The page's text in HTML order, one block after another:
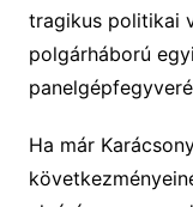
tragikus politikai
polgárháború
Ha már